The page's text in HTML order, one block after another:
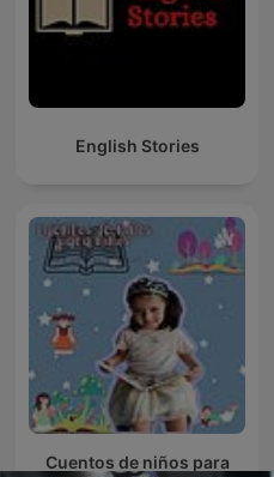
English Stories
Cuentos de niños para